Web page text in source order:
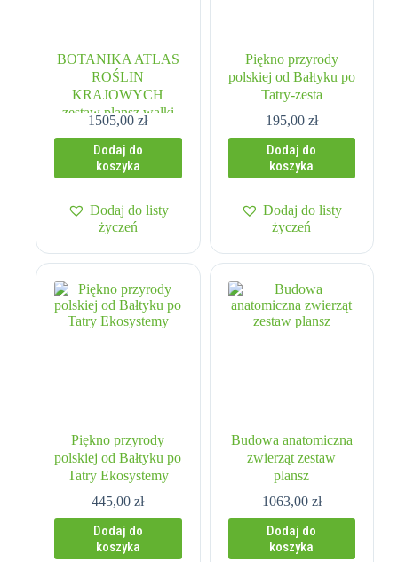
BOTANIKA ATLAS
ROŚLIN
KRAJOWYCH
zestaw plansz wałki
drewniane
1505,00zł
Dodaj do
koszyka
Dodaj do listy
życzeń
Piękno przyrody
polskiej od Bałtyku po
Tatry-zesta
195,00 zł
Dodaj do
koszyka
Dodaj do listy
życzeń
Piękno przyrody
polskiej od Bałtyku po
Tatry Ekosystemy
445,00zł
Dodaj do
koszyka
Budowa anatomiczna
zwierząt zestaw
plansz
1063,00 zł
Dodaj do
koszyka